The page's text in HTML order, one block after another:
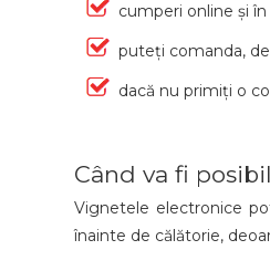
cumperi online și
puteți comanda,
dacă nu primiți o
Când va fi
Vignetele electronice
înainte de călătorie,